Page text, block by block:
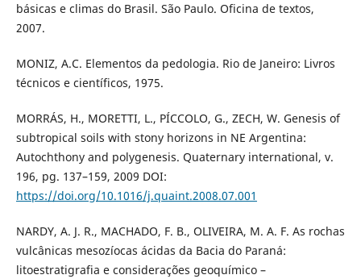
básicas e climas do Brasil. São Paulo. Oficina de textos,
2007.
MONIZ, A.C. Elementos da pedologia. Rio de Janeiro: Livros
técnicos e científicos, 1975.
MORRÁS, H., MORETTI, L., PÍCCOLO, G., ZECH, W. Genesis of
subtropical soils with stony horizons in NE Argentina:
Autochthony and polygenesis. Quaternary international, v.
196, pg. 137–159, 2009 DOI:
https://doi.org/10.1016/j.quaint.2008.07.001
NARDY, A. J. R., MACHADO, F. B., OLIVEIRA, M. A. F. As rochas
vulcânicas mesozíocas ácidas da Bacia do Paraná:
litoestratigrafia e considerações geoquímico –